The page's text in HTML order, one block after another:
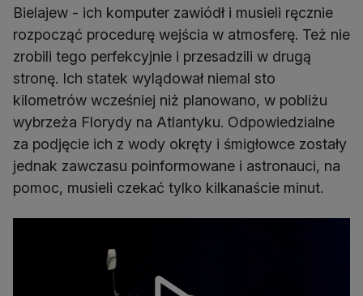
Bielajew - ich komputer zawiódł i musieli ręcznie
rozpocząć procedurę wejścia w atmosferę. Też nie
zrobili tego perfekcyjnie i przesadzili w drugą
stronę. Ich statek wylądował niemal sto
kilometrów wcześniej niż planowano, w pobliżu
wybrzeża Florydy na Atlantyku. Odpowiedzialne
za podjęcie ich z wody okręty i śmigłowce zostały
jednak zawczasu poinformowane i astronauci, na
pomoc, musieli czekać tylko kilkanaście minut.